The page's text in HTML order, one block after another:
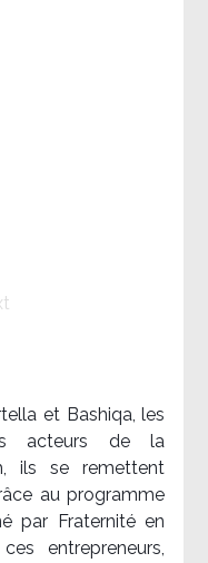
et Bashiqa, les
acteurs de la
ils se remettent
au programme
par Fraternité en
entrepreneurs,